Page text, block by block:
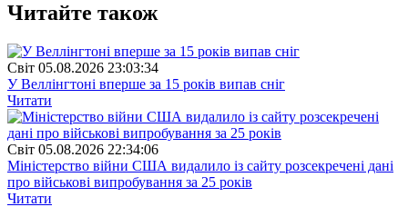
Читайте також
Свiт 05.08.2026 23:03:34
У Веллінгтоні вперше за 15 років випав сніг
Читати
Свiт 05.08.2026 22:34:06
Міністерство війни США видалило із сайту розсекречені дані
про військові випробування за 25 років
Читати